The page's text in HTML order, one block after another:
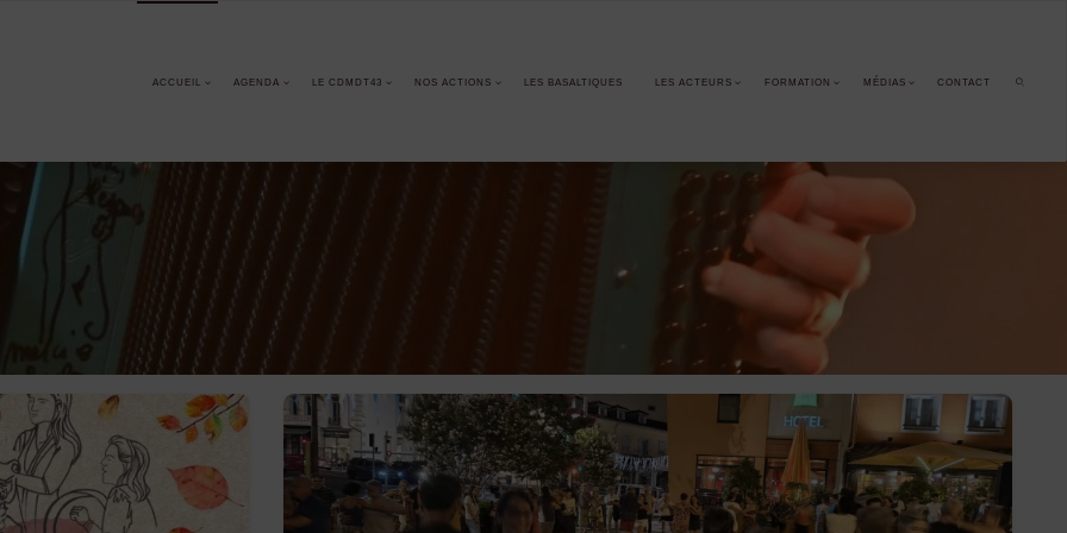
ACCUEIL AGENDA LE CDMDT43 NOS ACTIONS LES BASALTIQUES LES ACTEURS FORMATION MÉDIAS CONTACT